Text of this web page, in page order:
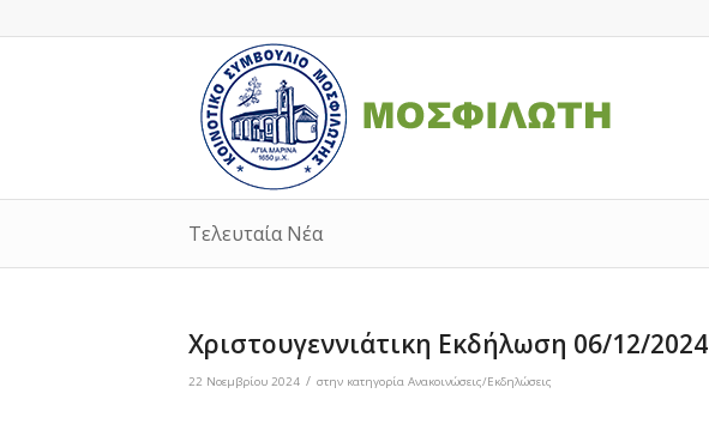
Τελευταία Νέα
Χριστουγεννιάτικη Εκδήλωση 06/12/2024
22 Νοεμβρίου 2024 / στην κατηγορία Ανακοινώσεις/Εκδηλώσεις